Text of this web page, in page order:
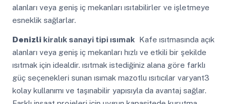
alanları veya geniş iç mekanları ısıtabilirler ve işletmeye
esneklik sağlarlar.
Denizli kiralık sanayi tipi ısımak Kafe ısıtmasında açık
alanları veya geniş iç mekanları hızlı ve etkili bir şekilde
ısıtmak için idealdir. ısıtmak istediğiniz alana göre farklı
güç seçenekleri sunan ısımak mazotlu ısıtıcılar varyant3
kolay kullanımı ve taşınabilir yapısıyla da avantaj sağlar.